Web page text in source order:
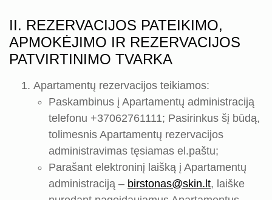
II. REZERVACIJOS PATEIKIMO,
APMOKĖJIMO IR REZERVACIJOS
PATVIRTINIMO TVARKA
Apartamentų rezervacijos teikiamos:
Paskambinus į Apartamentų administraciją
telefonu +37062761111; Pasirinkus šį būdą,
tolimesnis Apartamentų rezervacijos
administravimas tęsiamas el.paštu;
Parašant elektroninį laišką į Apartamentų
administraciją – birstonas@skin.lt, laiške